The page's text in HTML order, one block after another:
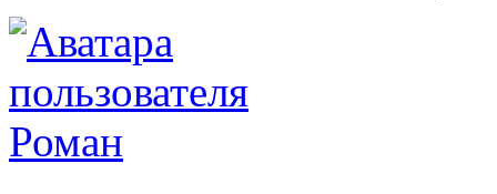
Роман